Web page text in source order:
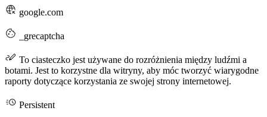
google.com
_grecaptcha
To ciasteczko jest używane do rozróżnienia między ludźmi a
botami. Jest to korzystne dla witryny, aby móc tworzyć wiarygodne
raporty dotyczące korzystania ze swojej strony internetowej.
Persistent